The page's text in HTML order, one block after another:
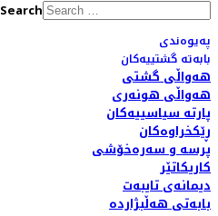
Search
پەیوەندی
بابەتە گشتییەکان
هەواڵی گشتی
هەواڵی هونەری
پارتە سیاسییەکان
ڕێکخراوەکان
پرسە و سەرەخۆشی
کاریکاتێر
دیمانەی تایبەت
بابەتی هەڵبژاردە